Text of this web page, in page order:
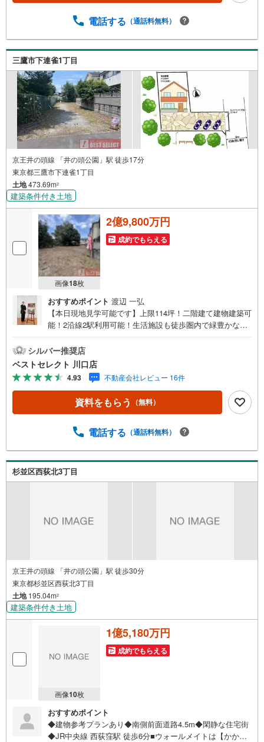
＝＝＝＝＝＝＝＝＝＝＝＝＝＝＝＝＝＝＝＝＝＝＝＝＝＝
■土地面積:153.88平米の建築条件なし売地■ご家族様の希望
を叶える広々とした敷地■小学校まで徒歩5分以内、スーパ
ーやコンビニが徒歩10分以内■夢のマイホームで憧れのス
ローライフを実現■複数路線利用可で都心へのアクセス良好
■お好きなハウスメーカー様・工務店様で建築可能
電話する （通話料無料）
三鷹市下連雀1丁目
京王井の頭線 「井の頭公園」駅 徒歩17分
東京都三鷹市下連雀1丁目
土地473.69m2
建築条件付き土地
画像18枚
2億9,800万円
成約でもらえる
おすすめポイント 渡辺 一弘
【本日現地見学可能です】上限114坪！二階建て建物建築可
能！2沿線2駅利用可能！生活施設も徒歩圏内で緑豊かな住
分●JR中央線「吉祥寺」駅まで徒歩20分Point●前面道路は
東側6m私道！広々で駐車もスムーズ！●「井の頭公園」ま
で約徒歩3分！休日もいつでも自然を感じ、心も身体もリフ
レッシュ！●2沿線2駅利用可能でアクセス良好●閑静な街並
みで落ち着いた住環境が魅力的●140坪超の敷地面積！自由
度の高いプランが可能 資料請求・ローン相談大歓迎。見学
見学される場合は「室内・現地を見学する（無料）」ボタ
案内が可能です。お待ち合わせ場所もお気軽にご相談くだ
さい！こちらの物件は「Yahoo！不動産 成約でPayPayポイ
ント最大20万円相当プレゼント」対象です！資料請求また
シルバー推奨店
ベストセレクト 川口店
4.93 不動産会社レビュー 16件
資料をもらう （無料）
電話する （通話料無料）
杉並区西荻北3丁目
京王井の頭線 「井の頭公園」駅 徒歩30分
東京都杉並区西荻北3丁目
土地195.04m2
建築条件付き土地
画像10枚
1億5,180万円
成約でもらえる
おすすめポイント
◆建物参考プランあり◆南側前面道路4.5m◆閑静な住宅街
◆JR中央線 西荻窪駅 徒歩6分■ウォールメイトは【かかり